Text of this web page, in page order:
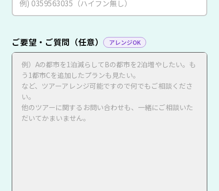
ご要望・ご質問（任意） アレンジOK